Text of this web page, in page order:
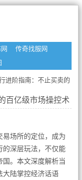
传奇找服网
进阶指南：不止买卖的
百亿级市场操控术
场所的定位，成为
的深层玩法，不仅能
国。本文深度解析当
大陆掌控经济话语